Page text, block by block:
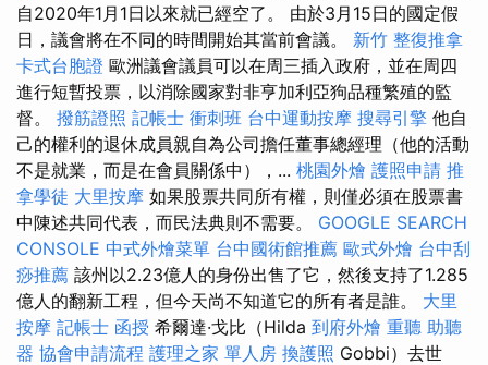
自2020年1月1日以來就已經空了。 由於3月15日的國定假
日，議會將在不同的時間開始其當前會議。 新竹 整復推拿
卡式台胞證 歐洲議會議員可以在周三插入政府，並在周四
進行短暫投票，以消除國家對非亨加利亞狗品種繁殖的監
督。 撥筋證照 記帳士 衝刺班 台中運動按摩 搜尋引擎 他自
己的權利的退休成員親自為公司擔任董事總經理（他的活動
不是就業，而是在會員關係中），... 桃園外燴 護照申請 推
拿學徒 大里按摩 如果股票共同所有權，則僅必須在股票書
中陳述共同代表，而民法典則不需要。 GOOGLE SEARCH
CONSOLE 中式外燴菜單 台中國術館推薦 歐式外燴 台中刮
痧推薦 該州以2.23億人的身份出售了它，然後支持了1.285
億人的翻新工程，但今天尚不知道它的所有者是誰。 大里
按摩 記帳士 函授 希爾達·戈比（Hilda 到府外燴 重聽 助聽
器 協會申請流程 護理之家 單人房 換護照 Gobbi）去世